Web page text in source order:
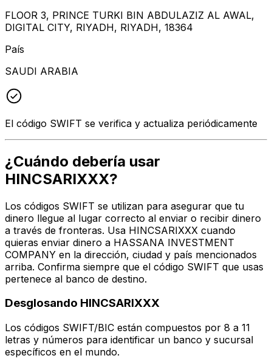
FLOOR 3, PRINCE TURKI BIN ABDULAZIZ AL AWAL,
DIGITAL CITY, RIYADH, RIYADH, 18364
País
SAUDI ARABIA
El código SWIFT se verifica y actualiza periódicamente
¿Cuándo debería usar
HINCSARIXXX?
Los códigos SWIFT se utilizan para asegurar que tu
dinero llegue al lugar correcto al enviar o recibir dinero
a través de fronteras. Usa HINCSARIXXX cuando
quieras enviar dinero a HASSANA INVESTMENT
COMPANY en la dirección, ciudad y país mencionados
arriba. Confirma siempre que el código SWIFT que usas
pertenece al banco de destino.
Desglosando HINCSARIXXX
Los códigos SWIFT/BIC están compuestos por 8 a 11
letras y números para identificar un banco y sucursal
específicos en el mundo.